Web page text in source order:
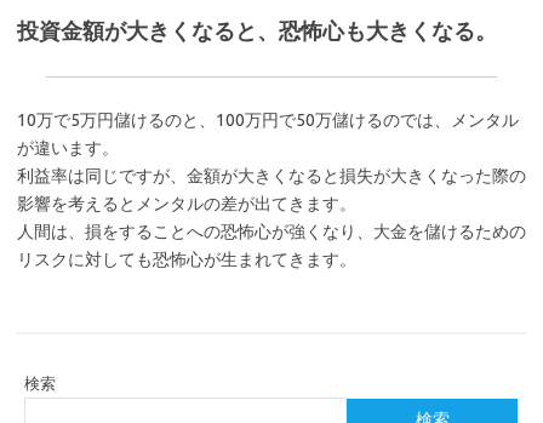
投資金額が大きくなると、恐怖心も大きくなる。
10万で5万円儲けるのと、100万円で50万儲けるのでは、メンタル
が違います。
利益率は同じですが、金額が大きくなると損失が大きくなった際の
影響を考えるとメンタルの差が出てきます。
人間は、損をすることへの恐怖心が強くなり、大金を儲けるための
リスクに対しても恐怖心が生まれてきます。
検索